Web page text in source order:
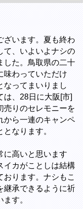
います。夏も終わ
て、いよいよナシの
した。鳥取県の二十
味わっていただけ
なってまいりまし
は、28日に大阪[市]
売りのセレモニーを
から一連のキャンペ
なります。
高いと思います
イカがことしは結構
おります。ナシもこ
継承できるように祈
す。